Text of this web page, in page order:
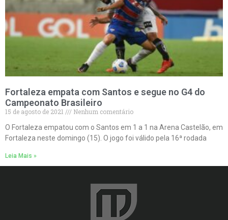
Fortaleza empata com Santos e segue no G4 do
Campeonato Brasileiro
15 de agosto de 2021
Nenhum comentário
O Fortaleza empatou com o Santos em 1 a 1 na Arena Castelão, em
Fortaleza neste domingo (15). O jogo foi válido pela 16ª rodada
Leia Mais »